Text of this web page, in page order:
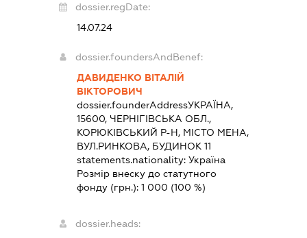
dossier.regDate:
14.07.24
dossier.foundersAndBenef:
ДАВИДЕНКО ВІТАЛІЙ
ВІКТОРОВИЧ
dossier.founderAddressУКРАЇНА,
15600, ЧЕРНІГІВСЬКА ОБЛ.,
КОРЮКІВСЬКИЙ Р-Н, МІСТО МЕНА,
ВУЛ.РИНКОВА, БУДИНОК 11
statements.nationality: Україна
Розмір внеску до статутного
фонду (грн.): 1 000 (100 %)
dossier.heads: